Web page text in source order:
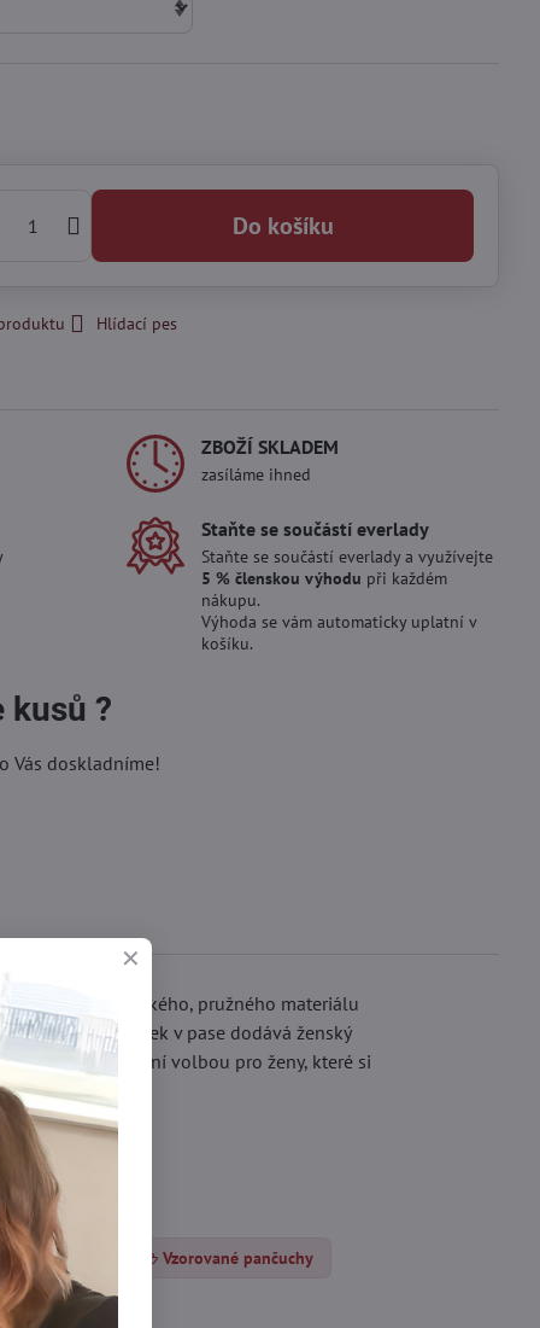
Do košíku
Hlídací pes
ZBOŽÍ SKLADEM
zasíláme ihned
Staňte se součástí everlady
Staňte se součástí everlady a využívejte
5 % členskou výhodu při každém
nákupu.
Výhoda se vám automaticky uplatní v
košíku.
kusů ?
Vás doskladníme!
Vyrobeno z měkkého, pružného materiálu
a krajkový pásek v pase dodává ženský
D05 je ideální volbou pro ženy, které si
DEN
Vzorované pančuchy